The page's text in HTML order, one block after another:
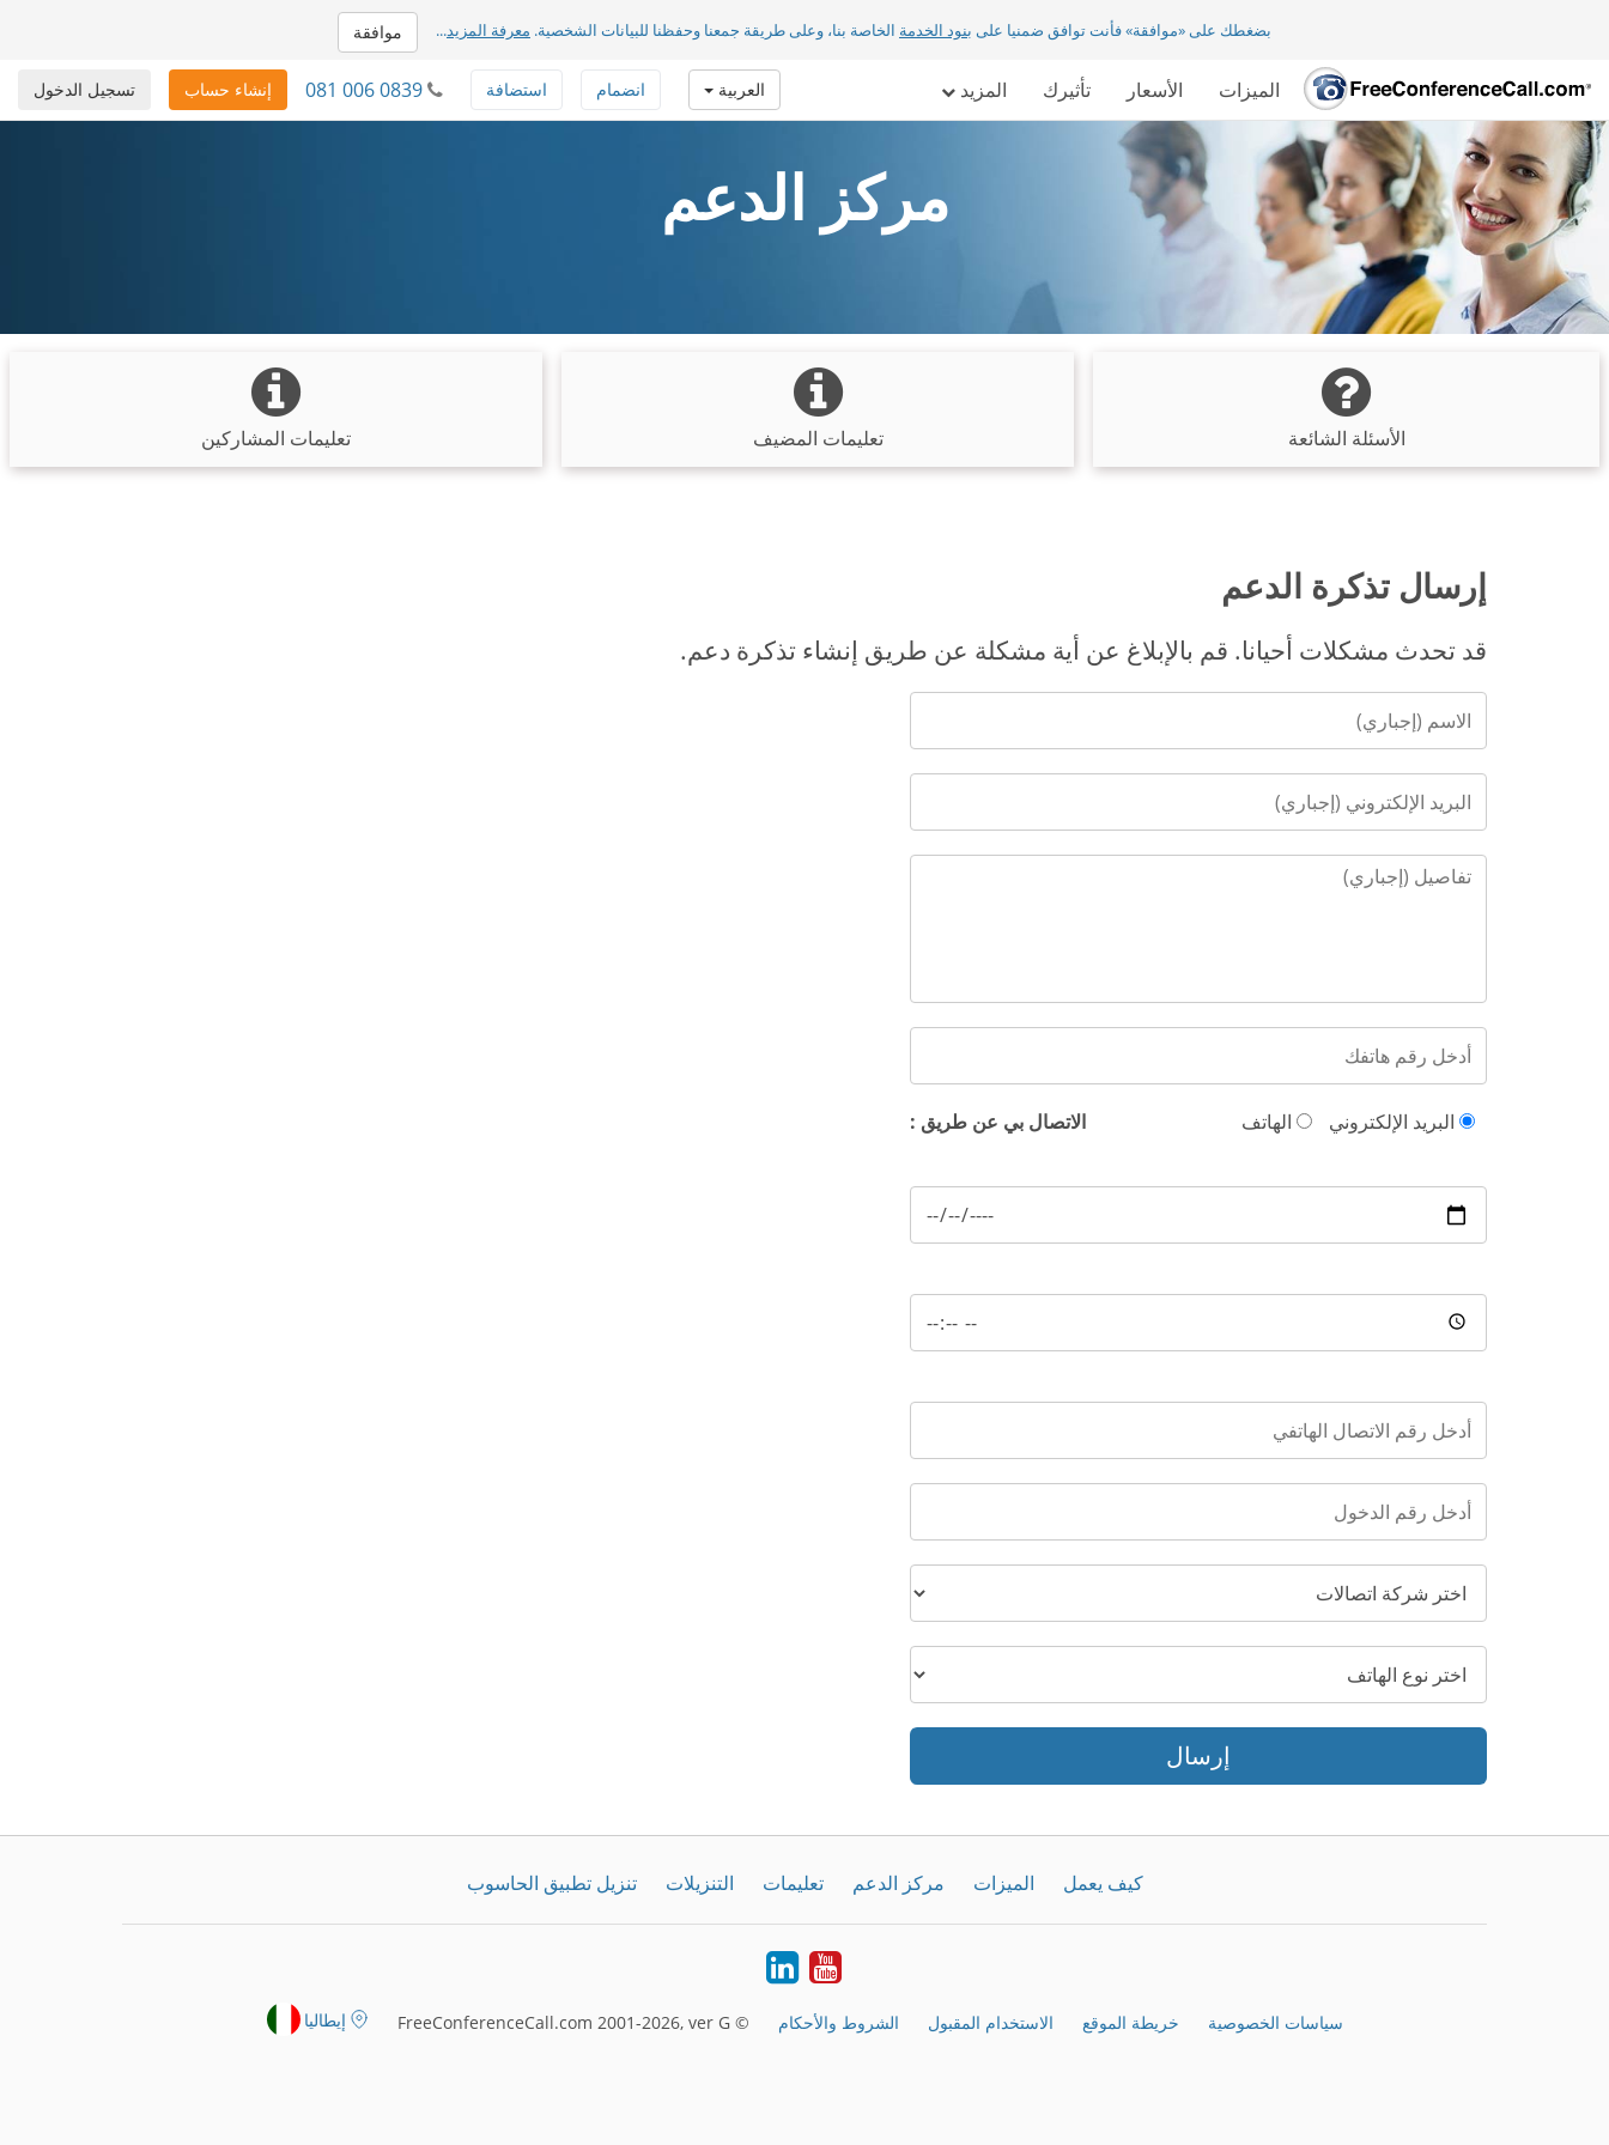
بضغطك على «موافقة» فأنت توافق ضمنيا على بنود الخدمة الخاصة بنا، وعلى طريقة جمعنا وحفظنا للبيانات الشخصية. معرفة المزيد... موافقة
الميزات الأسعار تأثيرك المزيد تسجيل الدخول إنشاء حساب 081 006 0839 انضمام استضافة العربية
مركز الدعم
الأسئلة الشائعة تعليمات المضيف تعليمات المشاركين
إرسال تذكرة الدعم
قد تحدث مشكلات أحيانا. قم بالإبلاغ عن أية مشكلة عن طريق إنشاء تذكرة دعم.
الاتصال بي عن طريق : البريد الإلكتروني الهاتف
إرسال
كيف يعمل الميزات مركز الدعم تعليمات التنزيلات تنزيل تطبيق الحاسوب
Youtube
LinkedIn
سياسات الخصوصية خريطة الموقع الاستخدام المقبول الشروط والأحكام © FreeConferenceCall.com 2001-2026, ver G إيطاليا